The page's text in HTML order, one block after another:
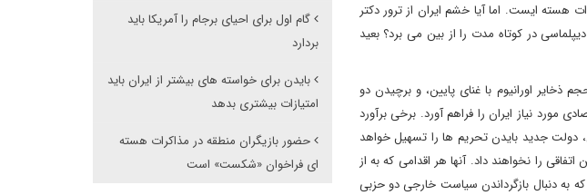
هسته ایست. اما آیا خشم ایران از ترور دکتر
در کوتاه مدت را از بین می برد؟ بعید
اورانیوم با غنای پایین، و برچیدن دو
مورد نیاز ایران را فراهم آورد. برخی برآورد
دولت جدید بایدن تحریم ها را تسهیل خواهد
را نخواهند داد. آنها هر اقدامی که به از
به دنبال بازگرداندن سیاست خارجی دو حزبی
گام اول برای احیای برجام را آمریکا باید
بردارد
بایدن برای خواسته های بیشتر از ایران باید
امتیازات بیشتری بدهد
حضور بازیگران منطقه در مذاکرات هسته
ای فراخوان «شکست» است